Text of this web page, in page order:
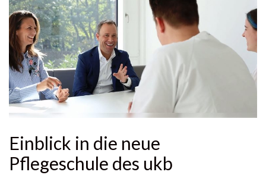
Einblick in die neue
Pflegeschule des ukb